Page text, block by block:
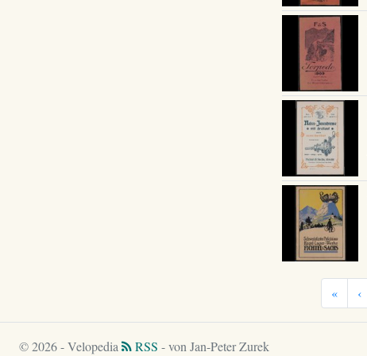
« ‹
© 2026 - Velopedia RSS - von Jan-Peter Zurek